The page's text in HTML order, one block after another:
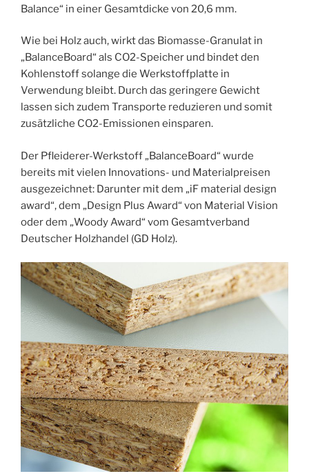
Balance“ in einer Gesamtdicke von 20,6 mm.
Wie bei Holz auch, wirkt das Biomasse-Granulat in
„BalanceBoard“ als CO2-Speicher und bindet den
Kohlenstoff solange die Werkstoffplatte in
Verwendung bleibt. Durch das geringere Gewicht
lassen sich zudem Transporte reduzieren und somit
zusätzliche CO2-Emissionen einsparen.
Der Pfleiderer-Werkstoff „BalanceBoard“ wurde
bereits mit vielen Innovations- und Materialpreisen
ausgezeichnet: Darunter mit dem „iF material design
award“, dem „Design Plus Award“ von Material Vision
oder dem „Woody Award“ vom Gesamtverband
Deutscher Holzhandel (GD Holz).